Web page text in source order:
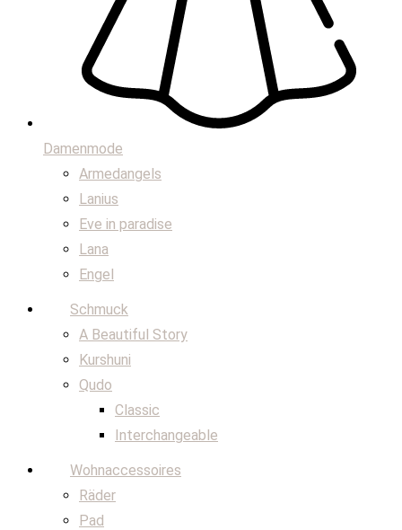
Damenmode
Armedangels
Lanius
Eve in paradise
Lana
Engel
Schmuck
A Beautiful Story
Kurshuni
Qudo
Classic
Interchangeable
Wohnaccessoires
Räder
Pad